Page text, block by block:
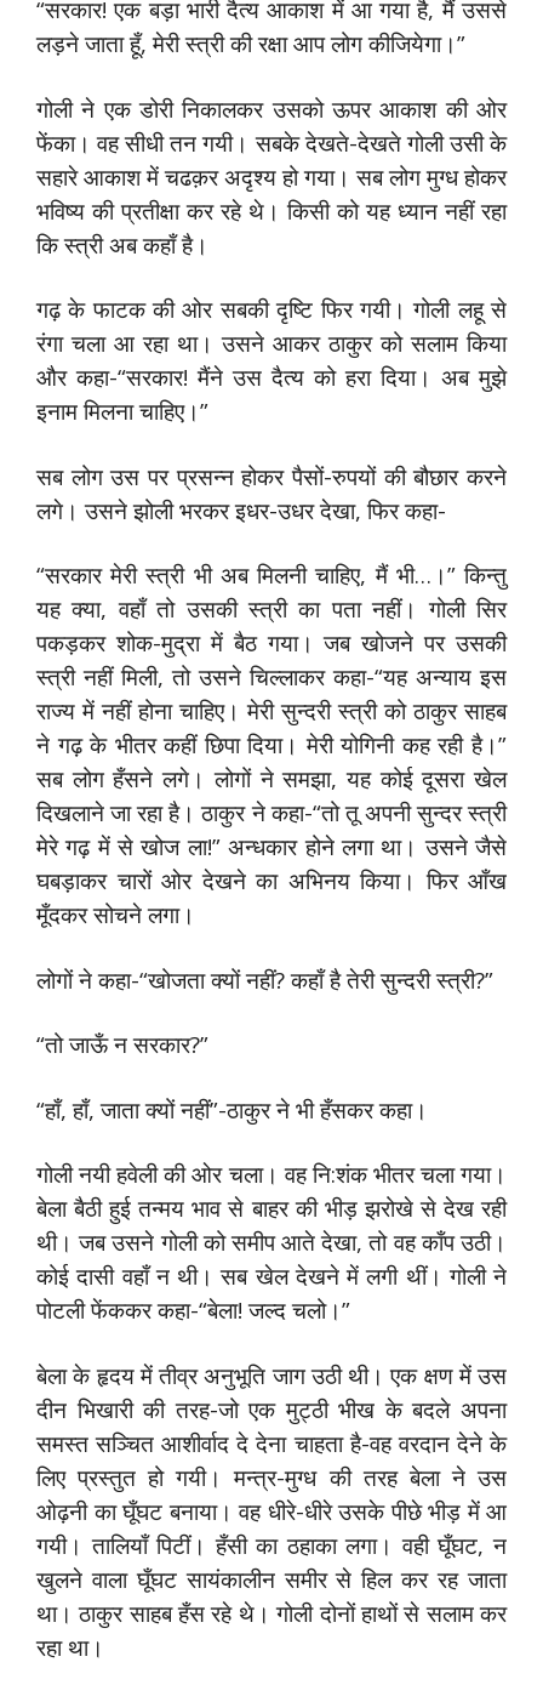
“सरकार! एक बड़ा भारी दैत्य आकाश में आ गया है, मैं उससे
लड़ने जाता हूँ, मेरी स्त्री की रक्षा आप लोग कीजियेगा।”
गोली ने एक डोरी निकालकर उसको ऊपर आकाश की ओर
फेंका। वह सीधी तन गयी। सबके देखते-देखते गोली उसी के
सहारे आकाश में चढक़र अदृश्य हो गया। सब लोग मुग्ध होकर
भविष्य की प्रतीक्षा कर रहे थे। किसी को यह ध्यान नहीं रहा
कि स्त्री अब कहाँ है।
गढ़ के फाटक की ओर सबकी दृष्टि फिर गयी। गोली लहू से
रंगा चला आ रहा था। उसने आकर ठाकुर को सलाम किया
और कहा-“सरकार! मैंने उस दैत्य को हरा दिया। अब मुझे
इनाम मिलना चाहिए।”
सब लोग उस पर प्रसन्न होकर पैसों-रुपयों की बौछार करने
लगे। उसने झोली भरकर इधर-उधर देखा, फिर कहा-
“सरकार मेरी स्त्री भी अब मिलनी चाहिए, मैं भी…।” किन्तु
यह क्या, वहाँ तो उसकी स्त्री का पता नहीं। गोली सिर
पकड़कर शोक-मुद्रा में बैठ गया। जब खोजने पर उसकी
स्त्री नहीं मिली, तो उसने चिल्लाकर कहा-“यह अन्याय इस
राज्य में नहीं होना चाहिए। मेरी सुन्दरी स्त्री को ठाकुर साहब
ने गढ़ के भीतर कहीं छिपा दिया। मेरी योगिनी कह रही है।”
सब लोग हँसने लगे। लोगों ने समझा, यह कोई दूसरा खेल
दिखलाने जा रहा है। ठाकुर ने कहा-“तो तू अपनी सुन्दर स्त्री
मेरे गढ़ में से खोज ला!” अन्धकार होने लगा था। उसने जैसे
घबड़ाकर चारों ओर देखने का अभिनय किया। फिर आँख
मूँदकर सोचने लगा।
लोगों ने कहा-“खोजता क्यों नहीं? कहाँ है तेरी सुन्दरी स्त्री?”
“तो जाऊँ न सरकार?”
“हाँ, हाँ, जाता क्यों नहीं”-ठाकुर ने भी हँसकर कहा।
गोली नयी हवेली की ओर चला। वह नि:शंक भीतर चला गया।
बेला बैठी हुई तन्मय भाव से बाहर की भीड़ झरोखे से देख रही
थी। जब उसने गोली को समीप आते देखा, तो वह काँप उठी।
कोई दासी वहाँ न थी। सब खेल देखने में लगी थीं। गोली ने
पोटली फेंककर कहा-“बेला! जल्द चलो।”
बेला के हृदय में तीव्र अनुभूति जाग उठी थी। एक क्षण में उस
दीन भिखारी की तरह-जो एक मुट्ठी भीख के बदले अपना
समस्त सञ्चित आशीर्वाद दे देना चाहता है-वह वरदान देने के
लिए प्रस्तुत हो गयी। मन्त्र-मुग्ध की तरह बेला ने उस
ओढ़नी का घूँघट बनाया। वह धीरे-धीरे उसके पीछे भीड़ में आ
गयी। तालियाँ पिटीं। हँसी का ठहाका लगा। वही घूँघट, न
खुलने वाला घूँघट सायंकालीन समीर से हिल कर रह जाता
था। ठाकुर साहब हँस रहे थे। गोली दोनों हाथों से सलाम कर
रहा था।